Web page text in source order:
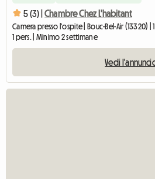
5 (3) | Chambre Chez L'habitant
Camera presso l'ospite | Bouc-Bel-Air (13320) |
1 pers. | Minimo 2 settimane
Vedi